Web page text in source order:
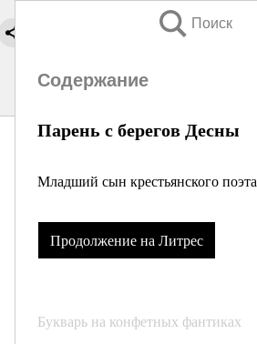
Поиск
Содержание
Парень с берегов Десны
Младший сын крестьянского поэта
Продолжение на Литрес
Букварь на конфетных фантиках